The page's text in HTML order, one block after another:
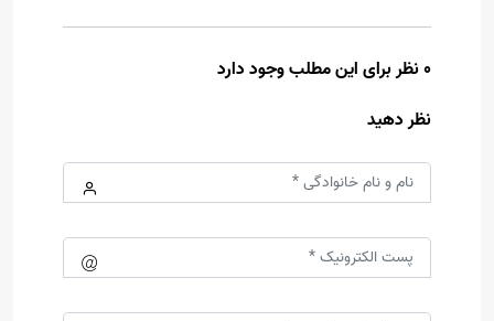
0 نظر برای این مطلب وجود دارد
نظر دهید